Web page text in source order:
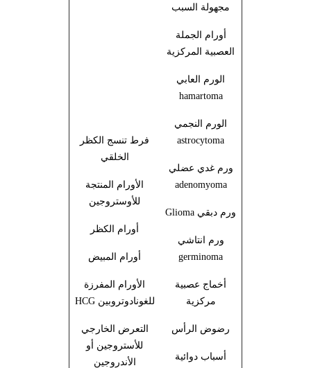
مجهولة السبب
أورام الجملة
العصبية المركزية
الورم العابي
hamartoma
الورم النجمي
astrocytoma
ورم غدي عضلي
adenomyoma
ورم دبقي Glioma
ورم انتاشي
germinoma
أخماج عصبية
مركزية
رضوض الرأس
أسباب دوائية
فرط تنسج الكظر
الخلقي
الأورام المنتجة
للأوستروجين
أورام الكظر
أورام المبيض
الأورام المفرزة
للغونادوتروبينHCG
التعرض الخارجي
للأستروجين أو
الأندروجين